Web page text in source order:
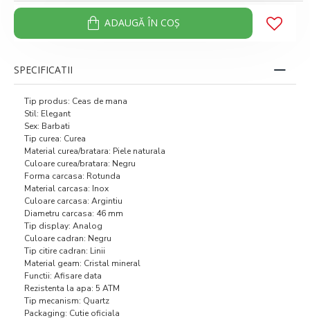
ADAUGĂ ÎN COŞ
SPECIFICATII
Tip produs: Ceas de mana
Stil: Elegant
Sex: Barbati
Tip curea: Curea
Material curea/bratara: Piele naturala
Culoare curea/bratara: Negru
Forma carcasa: Rotunda
Material carcasa: Inox
Culoare carcasa: Argintiu
Diametru carcasa: 46 mm
Tip display: Analog
Culoare cadran: Negru
Tip citire cadran: Linii
Material geam: Cristal mineral
Functii: Afisare data
Rezistenta la apa: 5 ATM
Tip mecanism: Quartz
Packaging: Cutie oficiala